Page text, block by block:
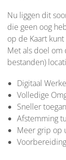
Nu liggen dit
die geen oog
op de Kaart
Met als doel om
bestanden)
Digitaal
Volledige
Sneller
Afstemming
Meer grip op